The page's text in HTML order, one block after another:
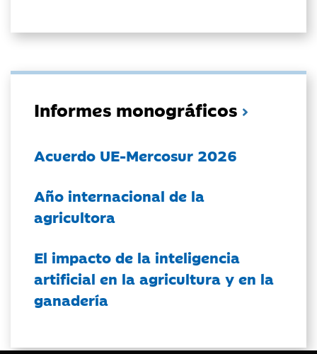
Informes monográficos
Acuerdo UE-Mercosur 2026
Año internacional de la
agricultora
El impacto de la inteligencia
artificial en la agricultura y en la
ganadería